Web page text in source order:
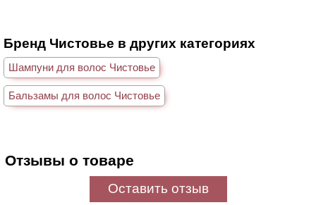
Бренд Чистовье в других категориях
Шампуни для волос Чистовье
Бальзамы для волос Чистовье
Отзывы о товаре
Оставить отзыв